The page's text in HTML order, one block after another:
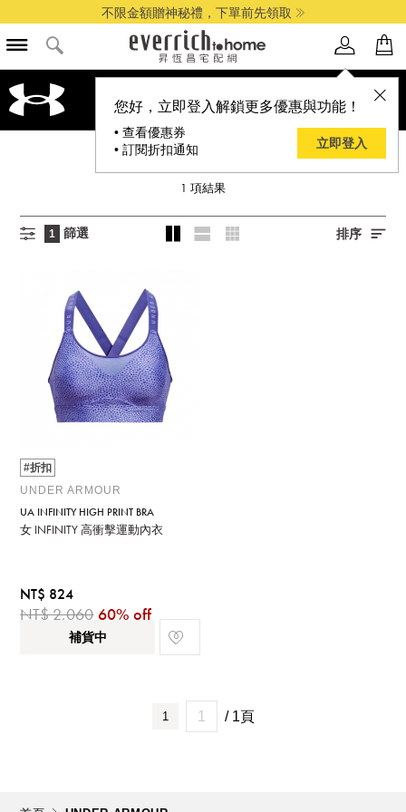
不限金額贈神秘禮，下單前先領取
您好，立即登入解鎖更多優惠與功能！
• 查看優惠券
• 訂閱折扣通知
立即登入
UNDER ARMOUR
1 項結果
1 篩選 排序
#折扣
UNDER ARMOUR
UA INFINITY HIGH PRINT BRA
女 INFINITY 高衝擊運動內衣
NT$ 824
NT$ 2,060 60% off
補貨中
1 / 1頁